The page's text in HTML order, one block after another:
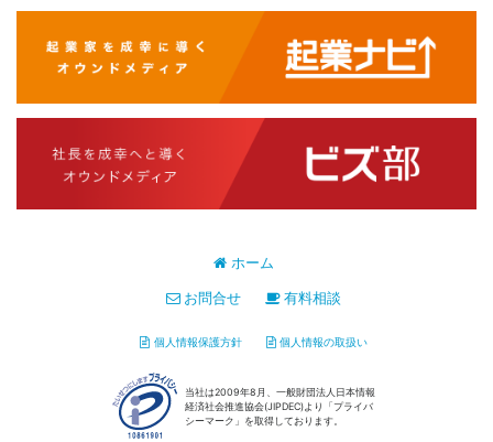
ホーム
お問合せ
有料相談
個人情報保護方針 個人情報の取扱い
当社は2009年8月、一般財団法人日本情報
経済社会推進協会(JIPDEC)より「プライバ
シーマーク」を取得しております。